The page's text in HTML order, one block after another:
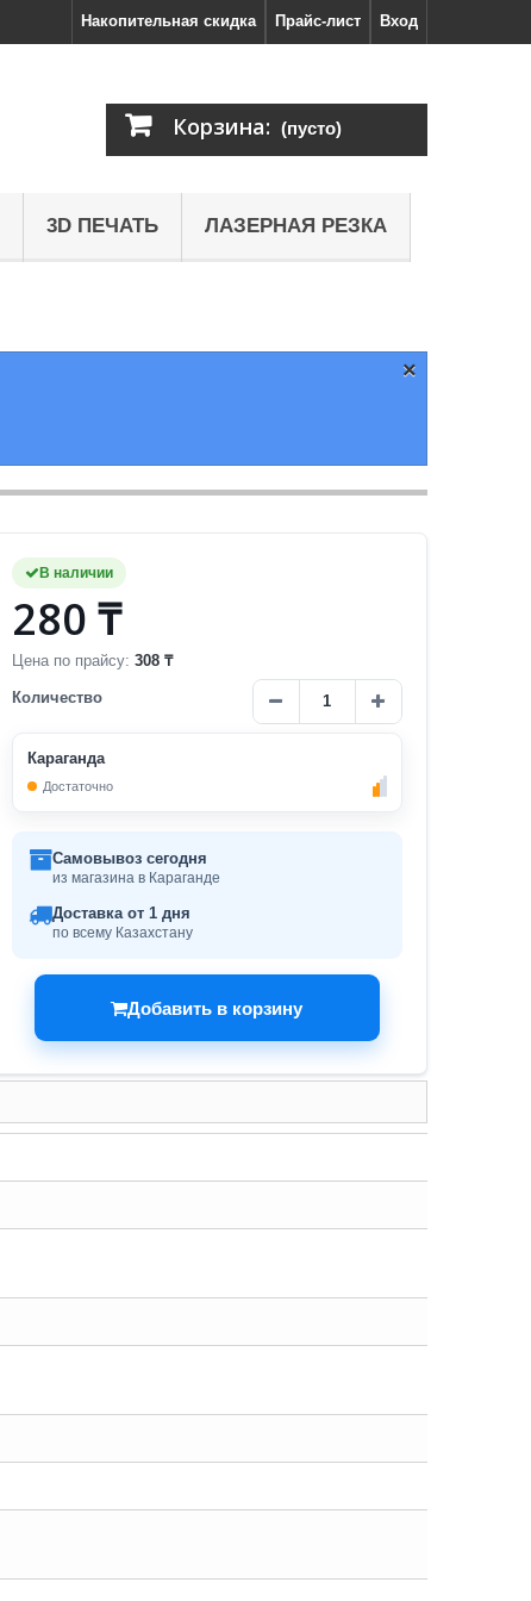
Вход
Прайс-лист
Накопительная скидка
Корзина: (пусто)
3D ПЕЧАТЬ ЛАЗЕРНАЯ РЕЗКА
×
В наличии
280 ₸
Цена по прайсу: 308 ₸
Количество
Караганда
Достаточно
Самовывоз сегодня
из магазина в Караганде
Доставка от 1 дня
по всему Казахстану
Добавить в корзину